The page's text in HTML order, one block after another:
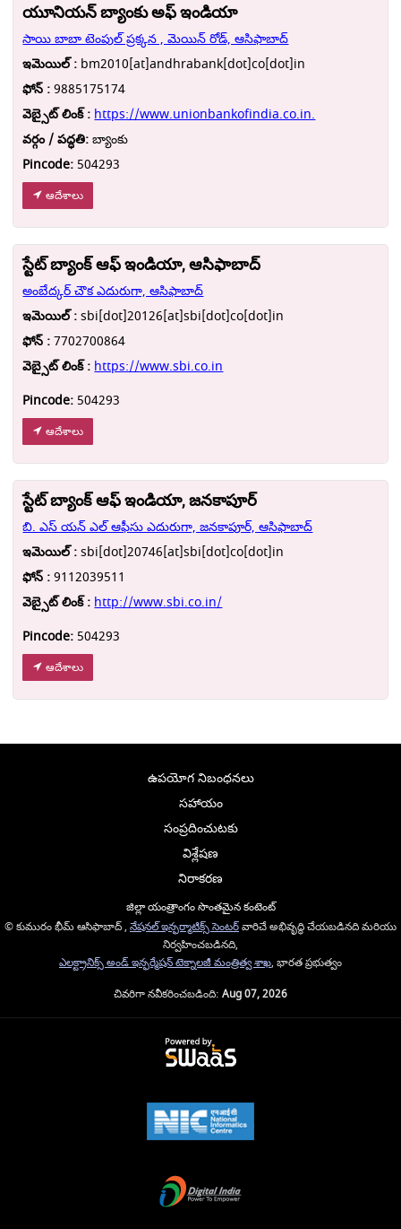
యూనియన్ బ్యాంకు అఫ్ ఇండియా
సాయి బాబా టెంపుల్ ప్రక్కన , మెయిన్ రోడ్, ఆసిఫాబాద్
ఇమెయిల్ : bm2010[at]andhrabank[dot]co[dot]in
ఫోన్ :9885175174
వెబ్సైట్ లింక్ : https://www.unionbankofindia.co.in.
వర్గం / పద్ధతి:బ్యాంకు
Pincode: 504293
ఆదేశాలు
స్టేట్ బ్యాంక్ ఆఫ్ ఇండియా, ఆసిఫాబాద్
అంబేద్కర్ చౌక ఎదురుగా, ఆసిఫాబాద్
ఇమెయిల్ :sbi[dot]20126[at]sbi[dot]co[dot]in
ఫోన్ :7702700864
వెబ్సైట్ లింక్ : https://www.sbi.co.in
Pincode: 504293
ఆదేశాలు
స్టేట్ బ్యాంక్ ఆఫ్ ఇండియా, జనకాపూర్
బి. ఎస్ యన్ ఎల్ ఆఫీసు ఎదురుగా, జనకాపూర్, ఆసిఫాబాద్
ఇమెయిల్ :sbi[dot]20746[at]sbi[dot]co[dot]in
ఫోన్ :9112039511
వెబ్సైట్ లింక్ : http://www.sbi.co.in/
Pincode: 504293
ఆదేశాలు
ఉపయోగ నిబంధనలు
సహాయం
సంప్రదించుటకు
విశ్లేషణ
నిరాకరణ
జిల్లా యంత్రాంగం సొంతమైన కంటెంట్
© కుమురం భీమ్ ఆసిఫాబాద్ , నేషనల్ ఇన్ఫర్మాటిక్స్ సెంటర్వారిచే అభివృద్ధి చేయబడినది మరియు
నిర్వహించబడినది,
ఎలక్ట్రానిక్స్ అండ్ ఇన్ఫర్మేషన్ టెక్నాలజీ మంత్రిత్వ శాఖ, భారత ప్రభుత్వం
చివరిగా నవీకరించబడింది: Aug 07, 2026